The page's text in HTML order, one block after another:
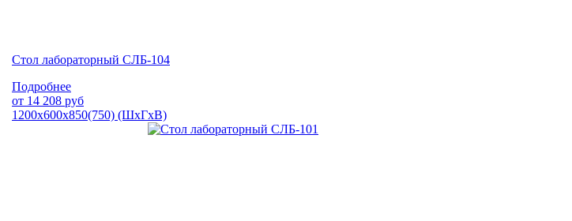
Стол лабораторный СЛБ-104
Подробнее
от 14 208 руб
1200х600х850(750) (ШхГхВ)